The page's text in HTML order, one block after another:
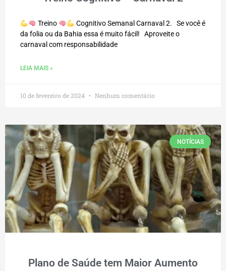
Treino
Cognitivo Semanal Carnaval 2. Se você é
da folia ou da Bahia essa é muito fácil! Aproveite o
carnaval com responsabilidade
LEIA MAIS »
10 de fevereiro de 2024 Nenhum comentário
NOTÍCIAS
Plano de Saúde tem Maior Aumento